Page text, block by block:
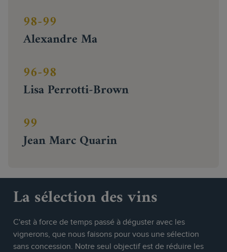
98-99
Alexandre Ma
96-98
Lisa Perrotti-Brown
99
Jean Marc Quarin
La sélection des vins
C'est à force de temps passé à déguster avec les
vignerons, que nous faisons pour vous une sélection
sans concession. Notre seul objectif est de réduire les